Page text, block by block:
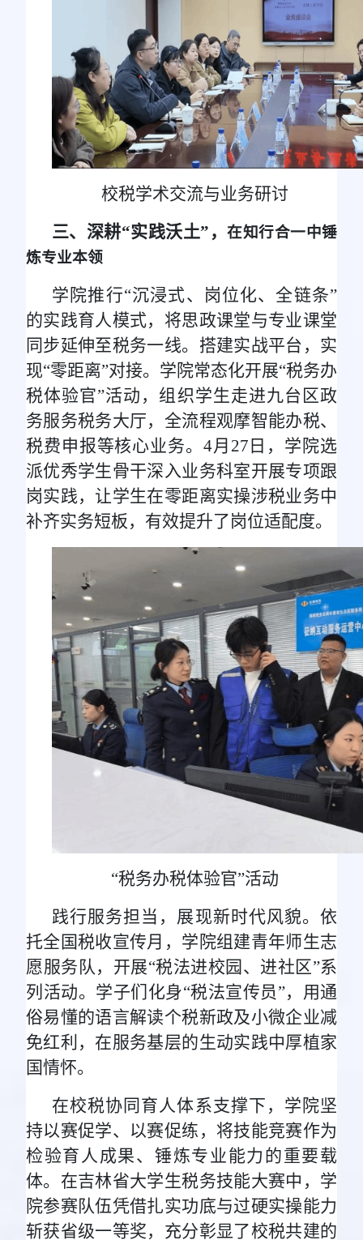
校税学术交流与业务研讨
三、深耕“实践沃土”，在知行合一中锤
炼专业本领
学院推行“沉浸式、岗位化、全链条”
的实践育人模式，将思政课堂与专业课堂
同步延伸至税务一线。搭建实战平台，实
现“零距离”对接。学院常态化开展“税务办
税体验官”活动，组织学生走进九台区政
务服务税务大厅，全流程观摩智能办税、
税费申报等核心业务。4月27日，学院选
派优秀学生骨干深入业务科室开展专项跟
岗实践，让学生在零距离实操涉税业务中
补齐实务短板，有效提升了岗位适配度。
“税务办税体验官”活动
践行服务担当，展现新时代风貌。依
托全国税收宣传月，学院组建青年师生志
愿服务队，开展“税法进校园、进社区”系
列活动。学子们化身“税法宣传员”，用通
俗易懂的语言解读个税新政及小微企业减
免红利，在服务基层的生动实践中厚植家
国情怀。
在校税协同育人体系支撑下，学院坚
持以赛促学、以赛促练，将技能竞赛作为
检验育人成果、锤炼专业能力的重要载
体。在吉林省大学生税务技能大赛中，学
院参赛队伍凭借扎实功底与过硬实操能力
斩获省级一等奖，充分彰显了校税共建的